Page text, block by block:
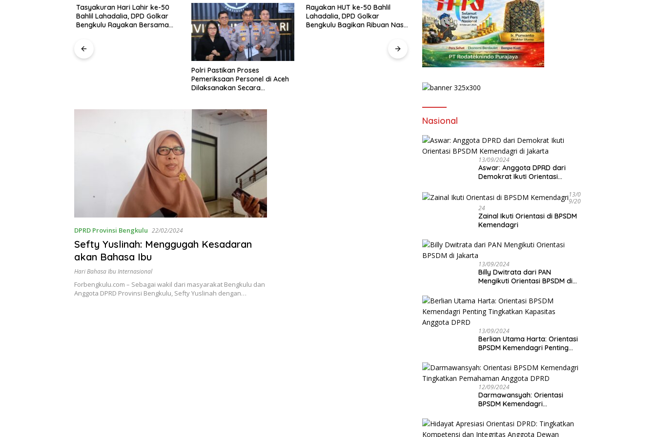
Tasyakuran Hari Lahir ke-50
Bahlil Lahadalia, DPD Golkar
Bengkulu Rayakan Bersama
Polri Pastikan Proses
Pemeriksaan Personel di Aceh
Dilaksanakan Secara
Rayakan HUT ke-50 Bahlil
Lahadalia, DPD Golkar
Bengkulu Bagikan Ribuan Nasi
Dalam Talkshow di BETV ,
Tidak Ada Ruang Bagi
Lewat Podcast Tribun
DPRD Provinsi Bengkulu 22/02/2024
Sefty Yuslinah: Menggugah Kesadaran
akan Bahasa Ibu
Hari Bahasa Ibu Internasional
Forbengkulu.com – Sebagai wakil dari masyarakat Bengkulu dan
Anggota DPRD Provinsi Bengkulu, Sefty Yuslinah dengan…
Nasional
13/09/2024
Aswar: Anggota DPRD dari
Demokrat Ikuti Orientasi
13/0
9/20
24
Zainal Ikuti Orientasi di BPSDM
Kemendagri
13/09/2024
Billy Dwitrata dari PAN
Mengikuti Orientasi BPSDM di
13/09/2024
Berlian Utama Harta: Orientasi
BPSDM Kemendagri Penting
DPRD
12/09/2024
Darmawansyah: Orientasi
BPSDM Kemendagri
Anggota DPRD